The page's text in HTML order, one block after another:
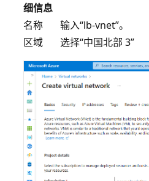
细信息
名称
输入“lb-vnet”。
区域
选择“中国北部 3”